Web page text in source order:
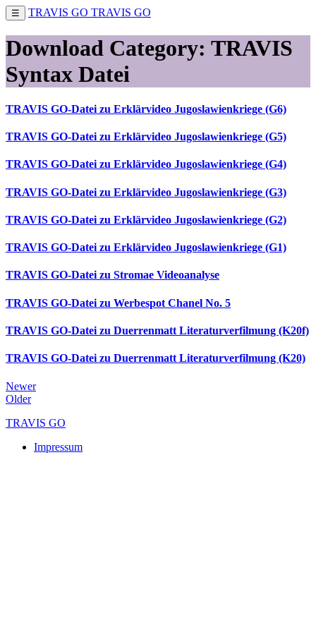
☰ TRAVIS GO TRAVIS GO
Download Category: TRAVIS
Syntax Datei
TRAVIS GO-Datei zu Erklärvideo Jugoslawienkriege (G6)
TRAVIS GO-Datei zu Erklärvideo Jugoslawienkriege (G5)
TRAVIS GO-Datei zu Erklärvideo Jugoslawienkriege (G4)
TRAVIS GO-Datei zu Erklärvideo Jugoslawienkriege (G3)
TRAVIS GO-Datei zu Erklärvideo Jugoslawienkriege (G2)
TRAVIS GO-Datei zu Erklärvideo Jugoslawienkriege (G1)
TRAVIS GO-Datei zu Stromae Videoanalyse
TRAVIS GO-Datei zu Werbespot Chanel No. 5
TRAVIS GO-Datei zu Duerrenmatt Literaturverfilmung (K20f)
TRAVIS GO-Datei zu Duerrenmatt Literaturverfilmung (K20)
Newer
Older
TRAVIS GO
Impressum